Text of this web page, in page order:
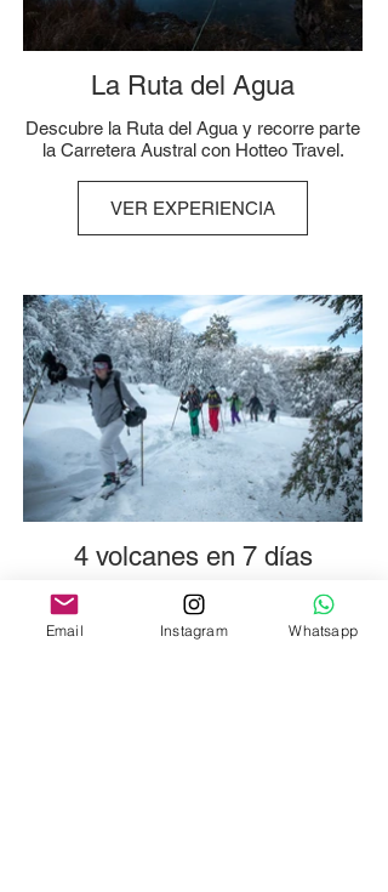
La Ruta del Agua
Descubre la Ruta del Agua y recorre parte
la Carretera Austral con Hotteo Travel.
VER EXPERIENCIA
4 volcanes en 7 días
Explora 4 volcanes en 7 días en la
Araucanía Andina con Casa Río
Experience y Hotteo Travel.
Email Instagram Whatsapp